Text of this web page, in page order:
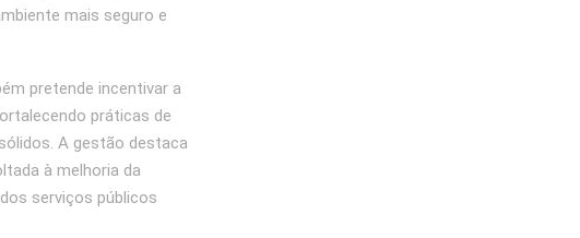
mais seguro e
pretende incentivar a
práticas de
A gestão destaca
à melhoria da
serviços públicos